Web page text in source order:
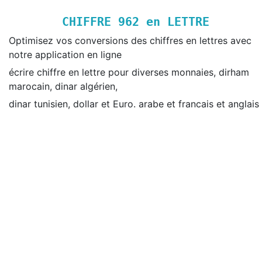
CHIFFRE 962 en LETTRE
Optimisez vos conversions des chiffres en lettres avec
notre application en ligne
écrire chiffre en lettre pour diverses monnaies, dirham
marocain, dinar algérien,
dinar tunisien, dollar et Euro. arabe et francais et anglais